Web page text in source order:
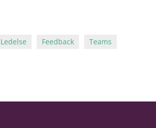
Ledelse Feedback
Teams